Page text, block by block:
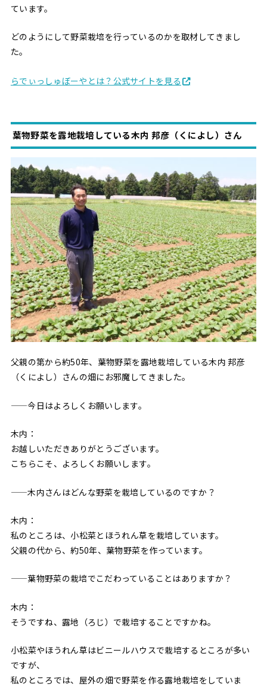
ています。
どのようにして野菜栽培を行っているのかを取材してきまし
た。
らでぃっしゅぼーやとは？公式サイトを見る
葉物野菜を露地栽培している木内 邦彦（くによし）さん
父親の第から約50年、葉物野菜を露地栽培している木内 邦彦
（くによし）さんの畑にお邪魔してきました。
——今日はよろしくお願いします。
木内：
お越しいただきありがとうございます。
こちらこそ、よろしくお願いします。
——木内さんはどんな野菜を栽培しているのですか？
木内：
私のところは、小松菜とほうれん草を栽培しています。
父親の代から、約50年、葉物野菜を作っています。
——葉物野菜の栽培でこだわっていることはありますか？
木内：
そうですね、露地（ろじ）で栽培することですかね。
小松菜やほうれん草はビニールハウスで栽培するところが多い
ですが、
私のところでは、屋外の畑で野菜を作る露地栽培をしていま